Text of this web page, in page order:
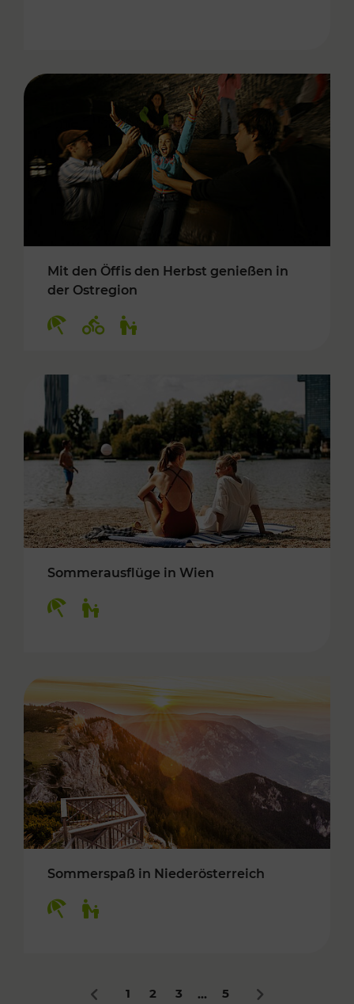
Mit den Öffis den Herbst genießen in
der Ostregion
Sommerausflüge in Wien
Sommerspaß in Niederösterreich
Zurück
1 2 3 ... 5 Nächstes